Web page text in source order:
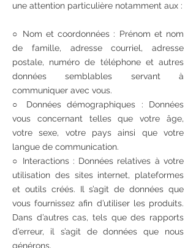
une attention particulière notamment aux :
○ Nom et coordonnées : Prénom et nom
de famille, adresse courriel, adresse
postale, numéro de téléphone et autres
données semblables servant à
communiquer avec vous.
○ Données démographiques : Données
vous concernant telles que votre âge,
votre sexe, votre pays ainsi que votre
langue de communication.
○ Interactions : Données relatives à votre
utilisation des sites internet, plateformes
et outils créés. Il s’agit de données que
vous fournissez afin d’utiliser les produits.
Dans d’autres cas, tels que des rapports
d’erreur, il s’agit de données que nous
générons.